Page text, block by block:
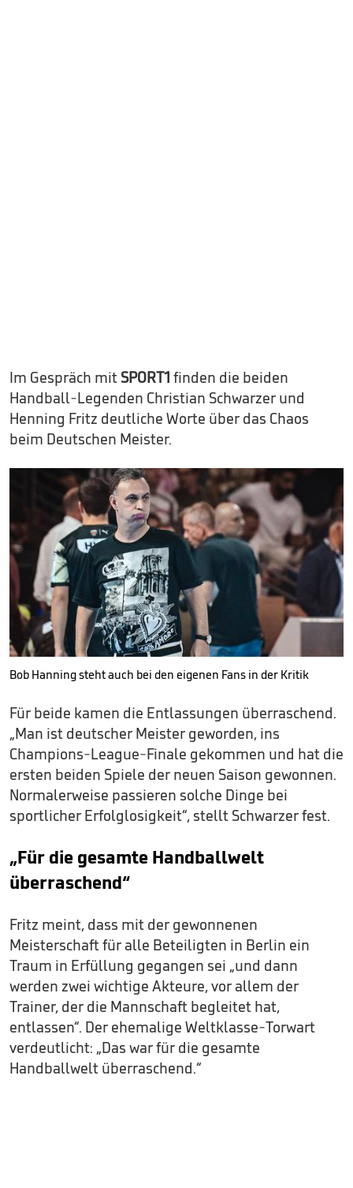
Im Gespräch mit SPORT1 finden die beiden
Handball-Legenden Christian Schwarzer und
Henning Fritz deutliche Worte über das Chaos
beim Deutschen Meister.
Bob Hanning steht auch bei den eigenen Fans in der Kritik
Für beide kamen die Entlassungen überraschend.
„Man ist deutscher Meister geworden, ins
Champions-League-Finale gekommen und hat die
ersten beiden Spiele der neuen Saison gewonnen.
Normalerweise passieren solche Dinge bei
sportlicher Erfolglosigkeit“, stellt Schwarzer fest.
„Für die gesamte Handballwelt
überraschend“
Fritz meint, dass mit der gewonnenen
Meisterschaft für alle Beteiligten in Berlin ein
Traum in Erfüllung gegangen sei „und dann
werden zwei wichtige Akteure, vor allem der
Trainer, der die Mannschaft begleitet hat,
entlassen“. Der ehemalige Weltklasse-Torwart
verdeutlicht: „Das war für die gesamte
Handballwelt überraschend.“